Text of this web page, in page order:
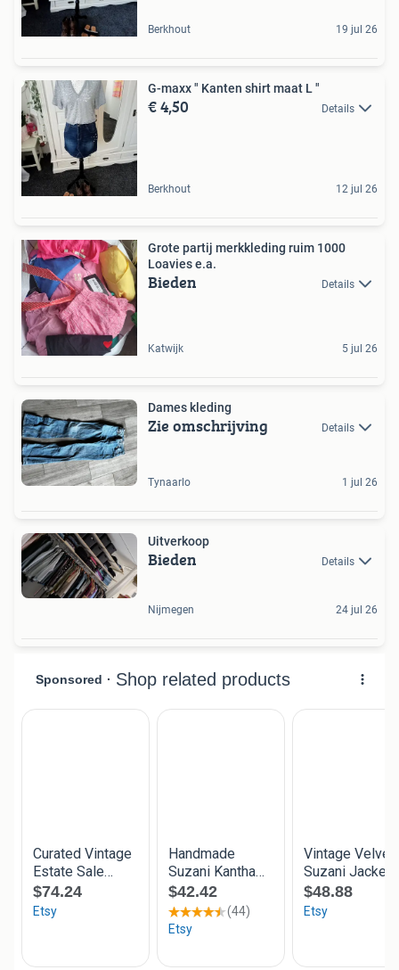
Berkhout 19 jul 26
G-maxx " Kanten shirt maat L "
€ 4,50 Details
Berkhout 12 jul 26
Grote partij merkkleding ruim 1000
Loavies e.a.
Bieden Details
Katwijk 5 jul 26
Dames kleding
Zie omschrijving Details
Tynaarlo 1 jul 26
Uitverkoop
Bieden Details
Nijmegen 24 jul 26